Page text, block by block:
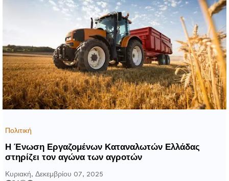
Πολιτική
Η Ένωση Εργαζομένων Καταναλωτών Ελλάδας
στηρίζει τον αγώνα των αγροτών
Κυριακή, Δεκεμβρίου 07, 2025